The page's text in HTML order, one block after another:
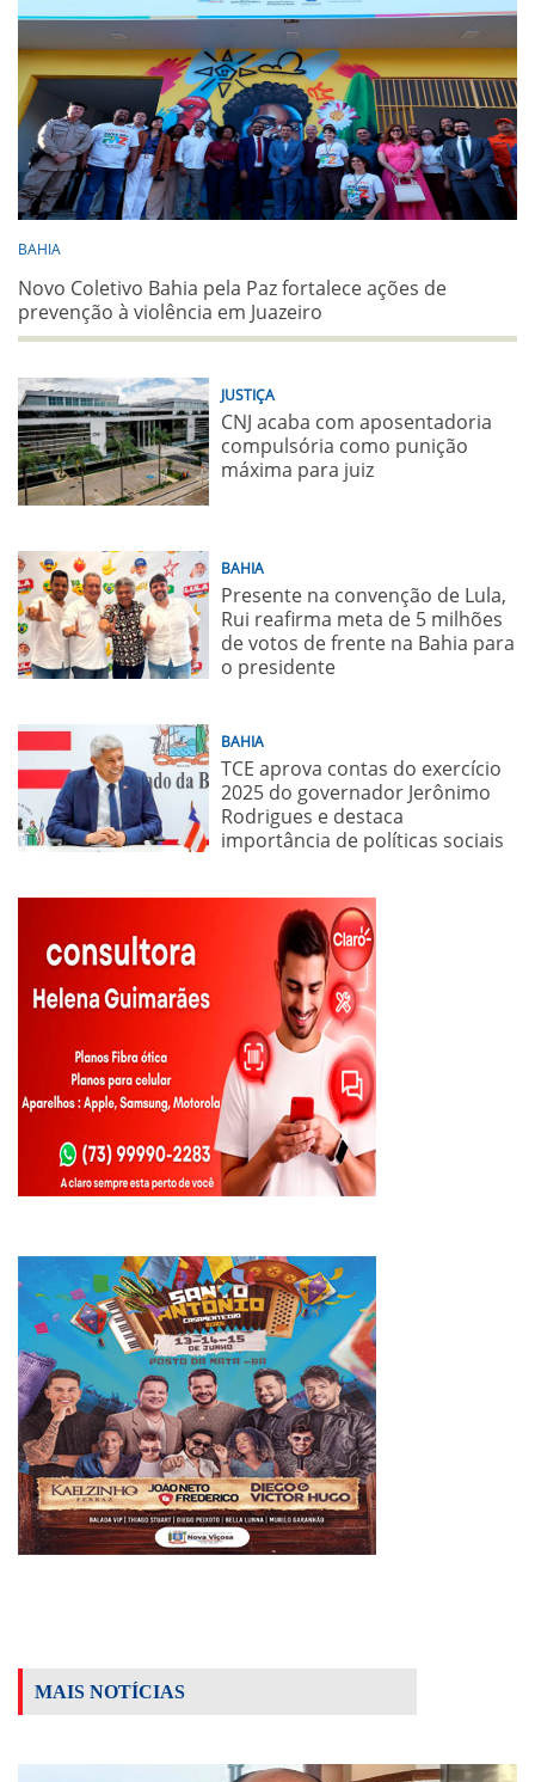
BAHIA
Novo Coletivo Bahia pela Paz fortalece ações de
prevenção à violência em Juazeiro
JUSTIÇA
CNJ acaba com aposentadoria
compulsória como punição
máxima para juiz
BAHIA
Presente na convenção de Lula,
Rui reafirma meta de 5 milhões
de votos de frente na Bahia para
o presidente
BAHIA
TCE aprova contas do exercício
2025 do governador Jerônimo
Rodrigues e destaca
importância de políticas sociais
MAIS NOTÍCIAS